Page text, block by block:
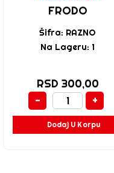
FRODO
Šifra: RAZNO
Na Lageru: 1
RSD 300,00
-
+
Dodaj U Korpu